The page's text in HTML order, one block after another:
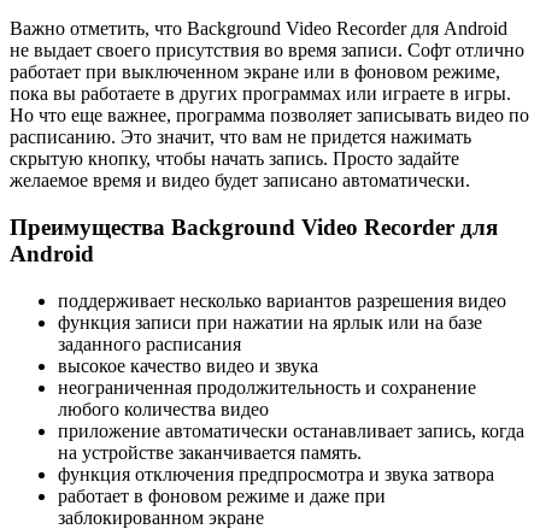
Важно отметить, что Background Video Recorder для Android
не выдает своего присутствия во время записи. Софт отлично
работает при выключенном экране или в фоновом режиме,
пока вы работаете в других программах или играете в игры.
Но что еще важнее, программа позволяет записывать видео по
расписанию. Это значит, что вам не придется нажимать
скрытую кнопку, чтобы начать запись. Просто задайте
желаемое время и видео будет записано автоматически.
Преимущества Background Video Recorder для
Android
поддерживает несколько вариантов разрешения видео
функция записи при нажатии на ярлык или на базе
заданного расписания
высокое качество видео и звука
неограниченная продолжительность и сохранение
любого количества видео
приложение автоматически останавливает запись, когда
на устройстве заканчивается память.
функция отключения предпросмотра и звука затвора
работает в фоновом режиме и даже при
заблокированном экране